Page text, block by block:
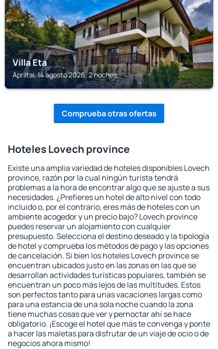
Villa Eta
Apriltsi, 14 agosto 2026, 2 noches
Comprueba otras ofertas
Hoteles Lovech province
Existe una amplia variedad de hoteles disponibles Lovech
province, razón por la cual ningún turista tendrá
problemas a la hora de encontrar algo que se ajuste a sus
necesidades. ¿Prefieres un hotel de alto nivel con todo
incluido o, por el contrario, eres más de hoteles con un
ambiente acogedor y un precio bajo? Lovech province
puedes reservar un alojamiento con cualquier
presupuesto. Selecciona el destino deseado y la tipología
de hotel y comprueba los métodos de pago y las opciones
de cancelación. Si bien los hoteles Lovech province se
encuentran ubicados justo en las zonas en las que se
desarrollan actividades turísticas populares, también se
encuentran un poco más lejos de las multitudes. Estos
son perfectos tanto para unas vacaciones largas como
para una estancia de una sola noche cuando la zona
tiene muchas cosas que ver y pernoctar ahí se hace
obligatorio. ¡Escoge el hotel que más te convenga y ponte
a hacer las maletas para disfrutar de un viaje de ocio o de
negocios ahora mismo!